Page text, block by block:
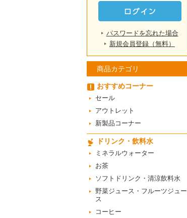
パスワードを忘れた場合
新規会員登録（無料）
商品カテゴリ
おすすめコーナー
セール
アウトレット
新製品コーナー
ドリンク・飲料水
ミネラルウォーター
お茶
ソフトドリンク・清涼飲料水
野菜ジュース・フルーツジュー
ス
コーヒー